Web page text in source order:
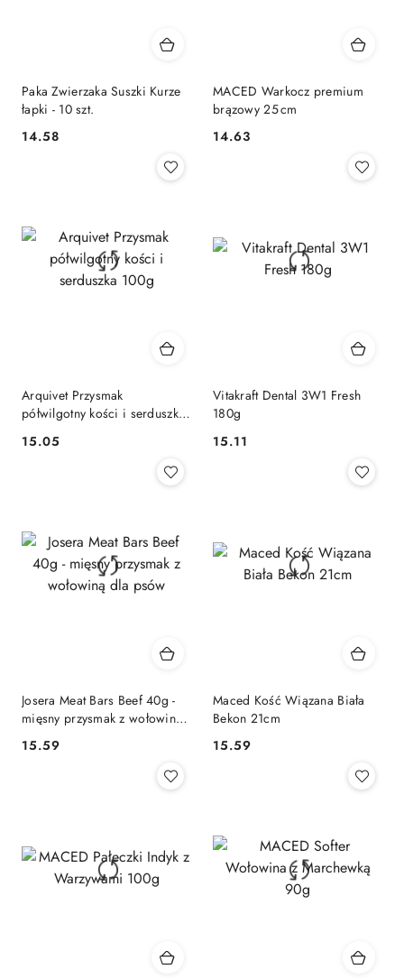
Paka Zwierzaka Suszki Kurze
łapki - 10 szt.
Cena:
14.58
MACED Warkocz premium
brązowy 25 cm
Cena:
14.63
Arquivet Przysmak
półwilgotny kości i serduszka
Cena:
15.05
Vitakraft Dental 3W1 Fresh
180g
Cena:
15.11
Josera Meat Bars Beef 40g -
mięsny przysmak z wołowiną
Cena:
15.59
Maced Kość Wiązana Biała
Bekon 21cm
Cena:
15.59